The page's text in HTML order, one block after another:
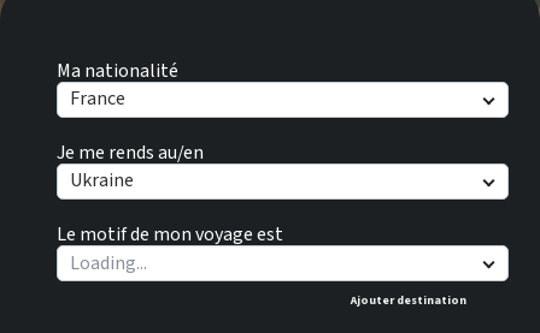
Ma nationalité
France
Je me rends au/en
Ukraine
Le motif de mon voyage est
Ajouter destination